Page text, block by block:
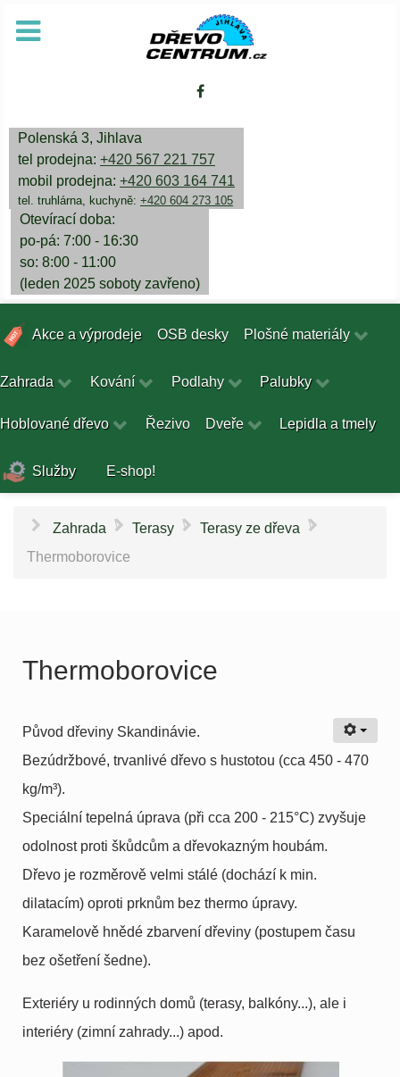
Polenská 3, Jihlava
tel prodejna: +420 567 221 757
mobil prodejna: +420 603 164 741
tel. truhlárna, kuchyně: +420 604 273 105
Otevírací doba:
po-pá: 7:00 - 16:30
so: 8:00 - 11:00
(leden 2025 soboty zavřeno)
Akce a výprodeje OSB desky Plošné materiály
Zahrada Kování Podlahy Palubky
Hoblované dřevo Řezivo Dveře Lepidla a tmely
Služby E-shop!
Zahrada \ Terasy \ Terasy ze dřeva \
Thermoborovice
Thermoborovice
Původ dřeviny Skandinávie.
Bezúdržbové, trvanlivé dřevo s hustotou (cca 450 - 470
kg/m³).
Speciální tepelná úprava (při cca 200 - 215°C) zvyšuje
odolnost proti škůdcům a dřevokazným houbám.
Dřevo je rozměrově velmi stálé (dochází k min.
dilatacím) oproti prknům bez thermo úpravy.
Karamelově hnědé zbarvení dřeviny (postupem času
bez ošetření šedne).
Exteriéry u rodinných domů (terasy, balkóny...), ale i
interiéry (zimní zahrady...) apod.